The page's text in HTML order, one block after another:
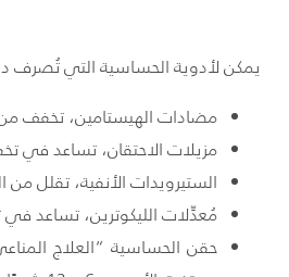
يمكن لأدوية الحساسية التي تُصرف
مضادات الهيستامين، تخفف من
مزيلات الاحتقان، تساعد في
الستيرويدات الأنفية، تقلل
مُعدِّلات الليكوترين، تساعد في تقليل
حقن الحساسية “العلاج